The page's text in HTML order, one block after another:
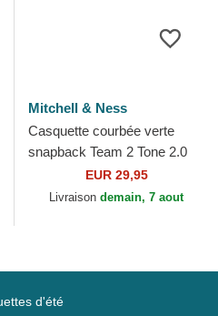
Mitchell & Ness
Casquette courbée verte
snapback Team 2 Tone 2.0
Pro Boston Celtics NBA
Mitchell & Ness
EUR 29,95
Livraison demain, 7 aout
d'été